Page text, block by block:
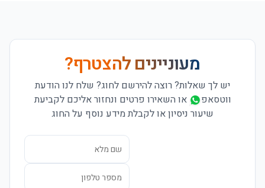
מעוניינים להצטרף?
יש לך שאלות? רוצה להירשם לחוג? שלח לנו הודעת
ווטסאפ
או השאירו פרטים ונחזור אליכם לקביעת
שיעור ניסיון או לקבלת מידע נוסף על החוג